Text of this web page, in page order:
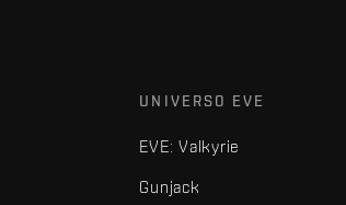
UNIVERSO EVE
EVE: Valkyrie
Gunjack